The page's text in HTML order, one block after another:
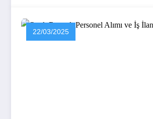
22/03/2025